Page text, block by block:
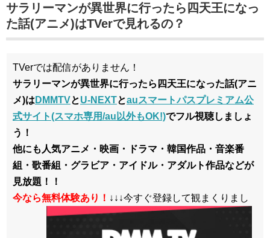
サラリーマンが異世界に行ったら四天王になっ
た話(アニメ)はTVerで見れるの？
TVerでは配信がありません！
サラリーマンが異世界に行ったら四天王になった話(アニ
メ)は DMMTVとU-NEXTとauスマートパスプレミアム公
式サイト(スマホ専用/au以外もOK!)でフル視聴しましょ
う！
他にも人気アニメ・映画・ドラマ・韓国作品・音楽番
組・歌番組・グラビア・アイドル・アダルト作品などが
見放題！！
今なら無料体験あり！ ↓↓↓今すぐ登録して観まくりまし